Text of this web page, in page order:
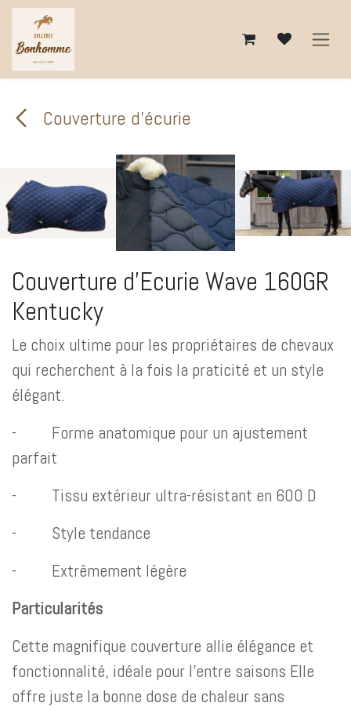
Se rendre au contenu
Couverture d'écurie
Couverture d'Ecurie Wave 160GR
Kentucky
Le choix ultime pour les propriétaires de chevaux
qui recherchent à la fois la praticité et un style
élégant.
- Forme anatomique pour un ajustement
parfait
- Tissu extérieur ultra-résistant en 600 D
- Style tendance
- Extrêmement légère
Particularités
Cette magnifique couverture allie élégance et
fonctionnalité, idéale pour l'entre saisons Elle
offre juste la bonne dose de chaleur sans